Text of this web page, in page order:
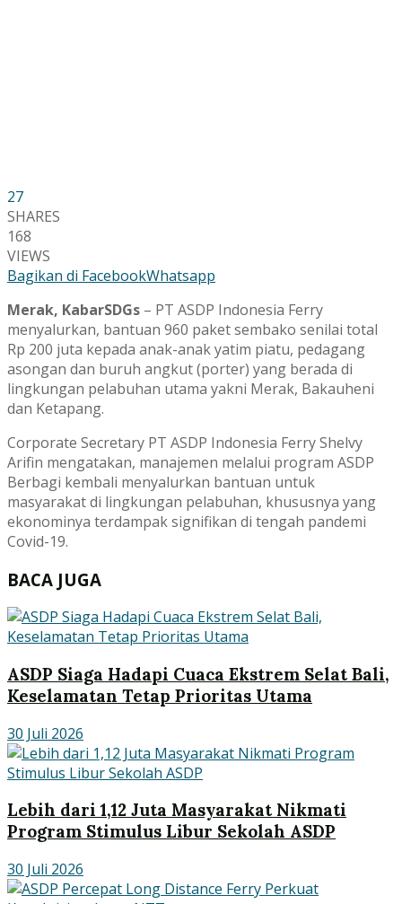
27
SHARES
168
VIEWS
Bagikan di FacebookWhatsapp
Merak, KabarSDGs – PT ASDP Indonesia Ferry
menyalurkan, bantuan 960 paket sembako senilai total
Rp 200 juta kepada anak-anak yatim piatu, pedagang
asongan dan buruh angkut (porter) yang berada di
lingkungan pelabuhan utama yakni Merak, Bakauheni
dan Ketapang.
Corporate Secretary PT ASDP Indonesia Ferry Shelvy
Arifin mengatakan, manajemen melalui program ASDP
Berbagi kembali menyalurkan bantuan untuk
masyarakat di lingkungan pelabuhan, khususnya yang
ekonominya terdampak signifikan di tengah pandemi
Covid-19.
BACA JUGA
ASDP Siaga Hadapi Cuaca Ekstrem Selat Bali,
Keselamatan Tetap Prioritas Utama
30 Juli 2026
Lebih dari 1,12 Juta Masyarakat Nikmati
Program Stimulus Libur Sekolah ASDP
30 Juli 2026